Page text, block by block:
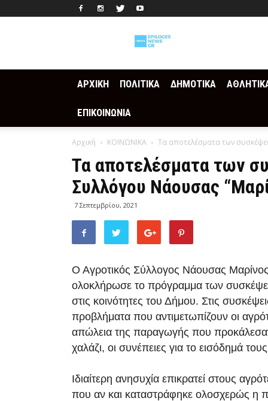
ΑΡΧΙΚΗ ΠΟΛΙΤΙΚΑ ΔΗΜΟΤΙΚΑ
ΕΠΙΚΟΙΝΩΝΙΑ
Αρχική ΚΟΙΝΩΝΙΚΑ Τα αποτελέσματα των
Τα αποτελέσματα των
Συλλόγου Νάουσας
7 Σεπτεμβρίου, 2021
Ο Αγροτικός Σύλλογος Νάουσας
ολοκλήρωσε το πρόγραμμα των
στις κοινότητες του Δήμου. Στις
προβλήματα που αντιμετωπίζουν οι
απώλεια της παραγωγής που προκάλεσαν
χαλάζι, οι συνέπειες για το εισόδημά
Ιδιαίτερη ανησυχία επικρατεί στους
που αν και καταστράφηκε ολοσχερώς η